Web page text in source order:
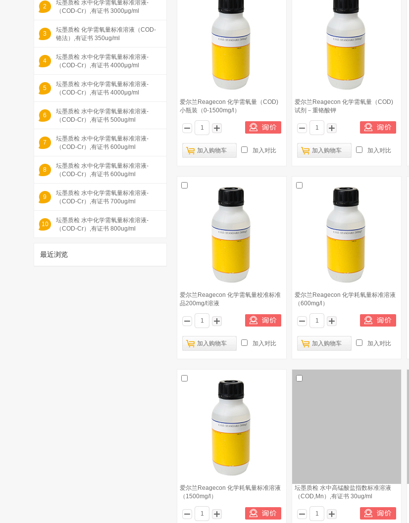
2
坛墨质检 水中化学需氧量标准溶液-
（COD-Cr）,有证书 3000μg/ml
3
坛墨质检 化学需氧量标准溶液（COD-
铬法）,有证书 350ug/ml
4
坛墨质检 水中化学需氧量标准溶液-
（COD-Cr）,有证书 4000μg/ml
5
坛墨质检 水中化学需氧量标准溶液-
（COD-Cr）,有证书 4000μg/ml
6
坛墨质检 水中化学需氧量标准溶液-
（COD-Cr）,有证书 500ug/ml
7
坛墨质检 水中化学需氧量标准溶液-
（COD-Cr）,有证书 600ug/ml
8
坛墨质检 水中化学需氧量标准溶液-
（COD-Cr）,有证书 600ug/ml
9
坛墨质检 水中化学需氧量标准溶液-
（COD-Cr）,有证书 700ug/ml
10
坛墨质检 水中化学需氧量标准溶液-
（COD-Cr）,有证书 800ug/ml
最近浏览
爱尔兰Reagecon 化学需氧量（COD)
小瓶装（0-1500mg/l）
加入购物车 加入对比
爱尔兰Reagecon 化学需氧量（COD)
试剂－重铬酸钾
加入购物车 加入对比
爱尔兰Reagecon 化学需氧量校准标准
品200mg/l溶液
加入购物车 加入对比
爱尔兰Reagecon 化学耗氧量标准溶液
（600mg/l）
加入购物车 加入对比
爱尔兰Reagecon 化学耗氧量标准溶液
（1500mg/l）
坛墨质检 水中高锰酸盐指数标准溶液
（COD,Mn）,有证书 30ug/ml